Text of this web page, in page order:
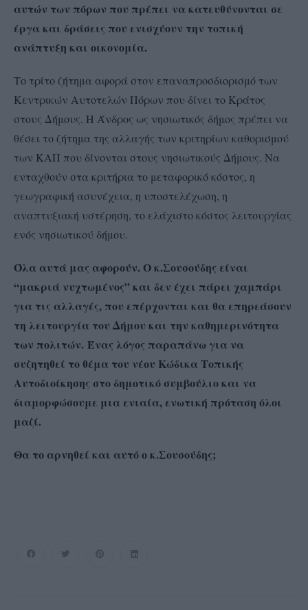
αυτών των πόρων που πρέπει να κατευθύνονται σε
έργα και δράσεις που ενισχύουν την τοπική
ανάπτυξη και οικονομία.
Το τρίτο ζήτημα αφορά στον επαναπροσδιορισμό των
Κεντρικών Αυτοτελών Πόρων που δίνει το Κράτος
στους Δήμους. Η Άνδρος ως νησιωτικός δήμος πρέπει να
θέσει το ζήτημα της αλλαγής των κριτηρίων καθορισμού
των ΚΑΠ που δίνονται στους νησιωτικούς Δήμους. Να
ενταχθούν στα κριτήρια το μεταφορικό κόστος, η
γεωγραφική ασυνέχεια, η υποστελέχωση, η
αναπτυξιακή υστέρηση, το ελάχιστο κόστος λειτουργίας
ενός νησιωτικού δήμου.
Όλα αυτά μας αφορούν. Ο κ.Σουσούδης είναι
“μακριά νυχτωμένος” και δεν έχει πάρει χαμπάρι
για τις αλλαγές, που επέρχονται και θα επηρεάσουν
τη λειτουργία του Δήμου και την καθημερινότητα
των πολιτών. Ένας λόγος παραπάνω για να
συζητηθεί το θέμα του νέου Κώδικα Τοπικής
Αυτοδιοίκησης στο δημοτικό συμβούλιο και να
διαμορφώσουμε μια ενιαία, ενωτική πρόταση όλοι
μαζί.
Θα το αρνηθεί και αυτό ο κ.Σουσούδης;